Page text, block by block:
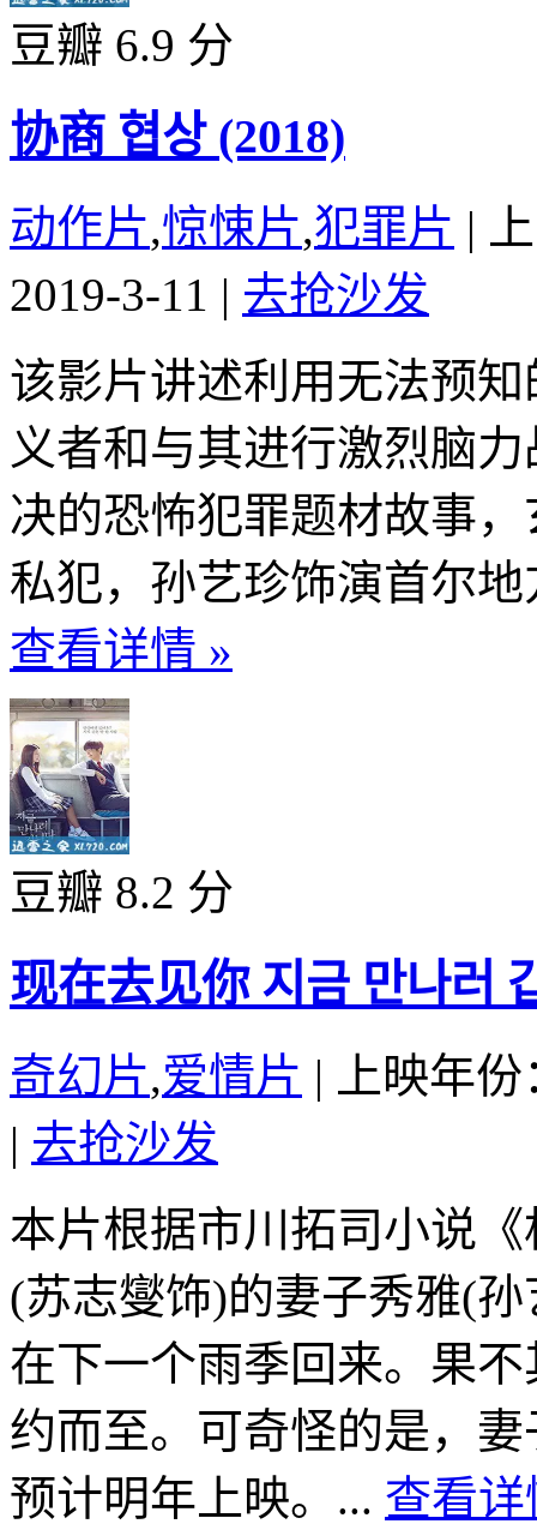
豆瓣 6.9 分
协商 협상 (2018)
动作片,惊悚片,犯罪片 |
2019-3-11 | 去抢沙发
该影片讲述利用无法预
义者和与其进行激烈脑
决的恐怖犯罪题材故事
私犯，孙艺珍饰演首尔
查看详情 »
豆瓣 8.2 分
现在去见你 지금 만나러
奇幻片,爱情片 |
上映年
| 去抢沙发
本片根据市川拓司小说
(苏志燮饰)的妻子秀雅(
在下一个雨季回来。果
约而至。可奇怪的是，
预计明年上映。... 查看详